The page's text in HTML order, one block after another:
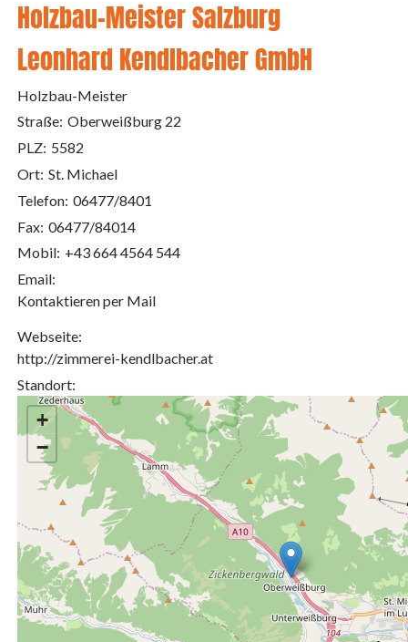
Holzbau-Meister Salzburg
Leonhard Kendlbacher GmbH
Holzbau-Meister
Straße: Oberweißburg 22
PLZ: 5582
Ort: St. Michael
Telefon: 06477/8401
Fax: 06477/84014
Mobil: +43 664 4564 544
Email:
Kontaktieren per Mail
Webseite:
http://zimmerei-kendlbacher.at
Standort:
+
−